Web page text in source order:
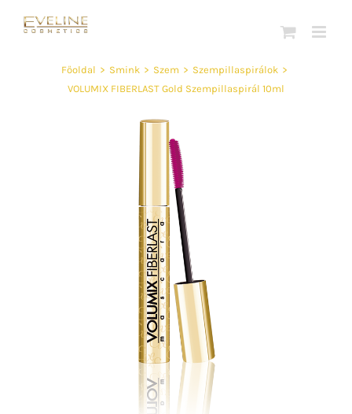
Főoldal > Smink > Szem > Szempillaspirálok >
VOLUMIX FIBERLAST Gold Szempillaspirál 10ml